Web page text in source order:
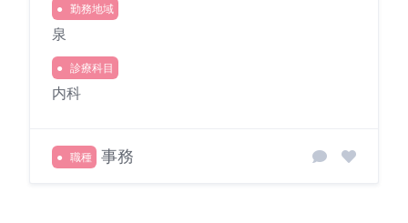
勤務地域
泉
診療科目
内科
職種 事務